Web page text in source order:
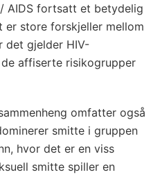
AIDS fortsatt et betydelig
er store forskjeller mellom
det gjelder HIV-
affiserte risikogrupper
omfatter også
smitte i gruppen
hvor det er en viss
smitte spiller en